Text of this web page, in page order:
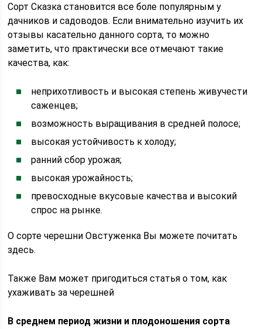
Сорт Сказка становится все боле популярным у
дачников и садоводов. Если внимательно изучить их
отзывы касательно данного сорта, то можно
заметить, что практически все отмечают такие
качества, как:
неприхотливость и высокая степень живучести
саженцев;
возможность выращивания в средней полосе;
высокая устойчивость к холоду;
ранний сбор урожая;
высокая урожайность;
превосходные вкусовые качества и высокий
спрос на рынке.
О сорте черешни Овстуженка Вы можете почитать
здесь.
Также Вам может пригодиться статья о том, как
ухаживать за черешней
В среднем период жизни и плодоношения сорта